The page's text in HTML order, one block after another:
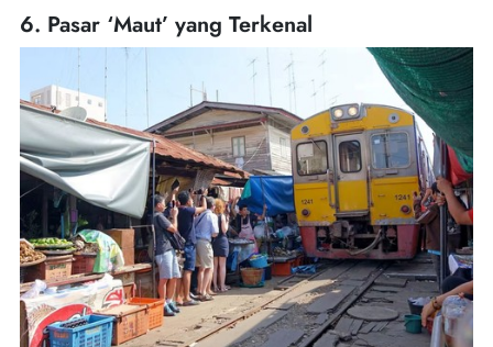
6. Pasar ‘Maut’ yang Terkenal